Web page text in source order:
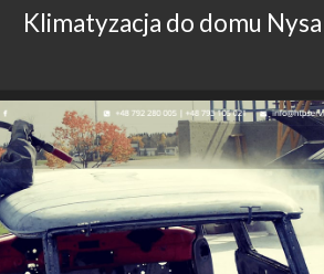
Klimatyzacja do domu Nysa